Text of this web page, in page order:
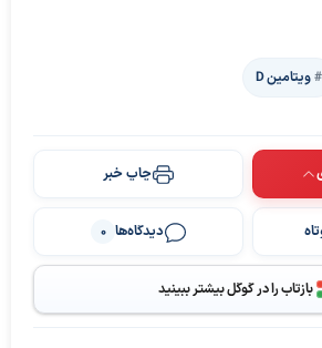
ویتامین D
چاپ خبر
دیدگاه‌ها 0
بازتاب را در گوگل بیشتر ببینید